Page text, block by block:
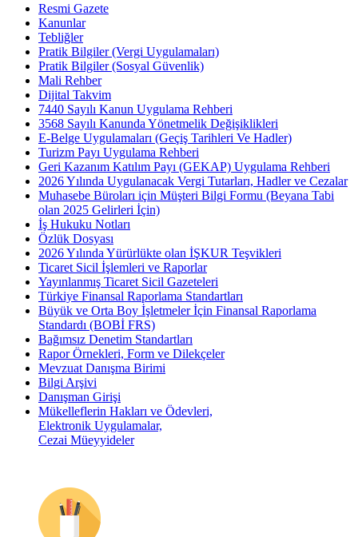
Resmi Gazete
Kanunlar
Tebliğler
Pratik Bilgiler (Vergi Uygulamaları)
Pratik Bilgiler (Sosyal Güvenlik)
Mali Rehber
Dijital Takvim
7440 Sayılı Kanun Uygulama Rehberi
3568 Sayılı Kanunda Yönetmelik Değişiklikleri
E-Belge Uygulamaları (Geçiş Tarihleri Ve Hadler)
Turizm Payı Uygulama Rehberi
Geri Kazanım Katılım Payı (GEKAP) Uygulama Rehberi
2026 Yılında Uygulanacak Vergi Tutarları, Hadler ve Cezalar
Muhasebe Büroları için Müşteri Bilgi Formu (Beyana Tabi
olan 2025 Gelirleri İçin)
İş Hukuku Notları
Özlük Dosyası
2026 Yılında Yürürlükte olan İŞKUR Teşvikleri
Ticaret Sicil İşlemleri ve Raporlar
Yayınlanmış Ticaret Sicil Gazeteleri
Türkiye Finansal Raporlama Standartları
Büyük ve Orta Boy İşletmeler İçin Finansal Raporlama
Standardı (BOBİ FRS)
Bağımsız Denetim Standartları
Rapor Örnekleri, Form ve Dilekçeler
Mevzuat Danışma Birimi
Bilgi Arşivi
Danışman Girişi
Mükelleflerin Hakları ve Ödevleri,
Elektronik Uygulamalar,
Cezai Müeyyideler